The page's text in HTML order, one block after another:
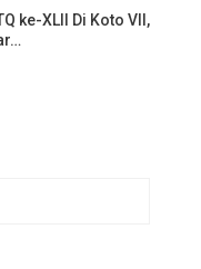
ke-XLII Di Koto VII,